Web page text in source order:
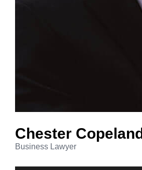
Chester Copeland
Business Lawyer